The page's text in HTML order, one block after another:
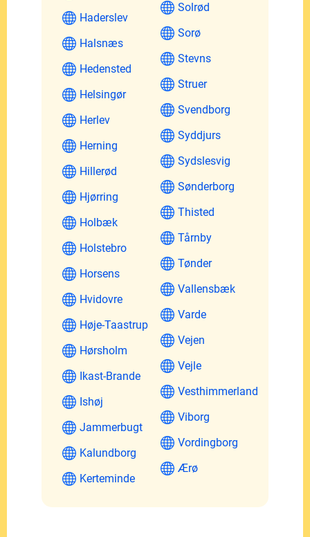
Haderslev
Halsnæs
Hedensted
Helsingør
Herlev
Herning
Hillerød
Hjørring
Holbæk
Holstebro
Horsens
Hvidovre
Høje-Taastrup
Hørsholm
Ikast-Brande
Ishøj
Jammerbugt
Kalundborg
Kerteminde
Solrød
Sorø
Stevns
Struer
Svendborg
Syddjurs
Sydslesvig
Sønderborg
Thisted
Tårnby
Tønder
Vallensbæk
Varde
Vejen
Vejle
Vesthimmerland
Viborg
Vordingborg
Ærø